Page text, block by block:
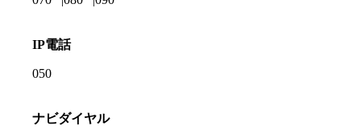
IP電話
050
ナビダイヤル